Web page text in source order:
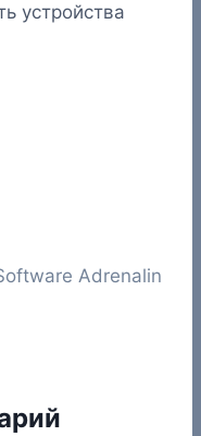
устройства
Adrenalin